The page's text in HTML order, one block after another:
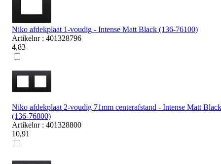
Niko afdekplaat 1-voudig - Intense Matt Black (136-76100)
Artikelnr : 401328796
4,83
Niko afdekplaat 2-voudig 71mm centerafstand - Intense Matt Black
(136-76800)
Artikelnr : 401328800
10,91